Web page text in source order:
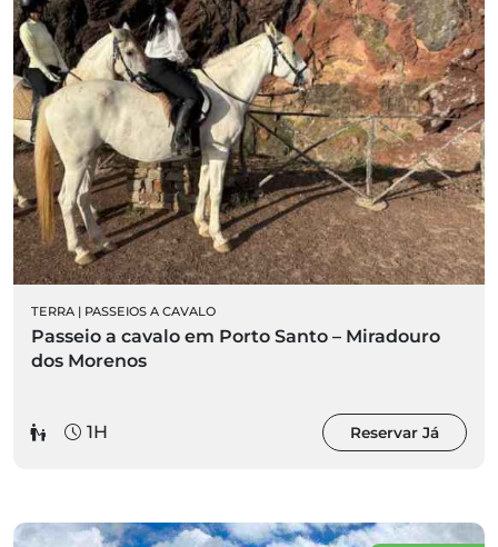
TERRA | PASSEIOS A CAVALO
Passeio a cavalo em Porto Santo – Miradouro
dos Morenos
1H Reservar Já